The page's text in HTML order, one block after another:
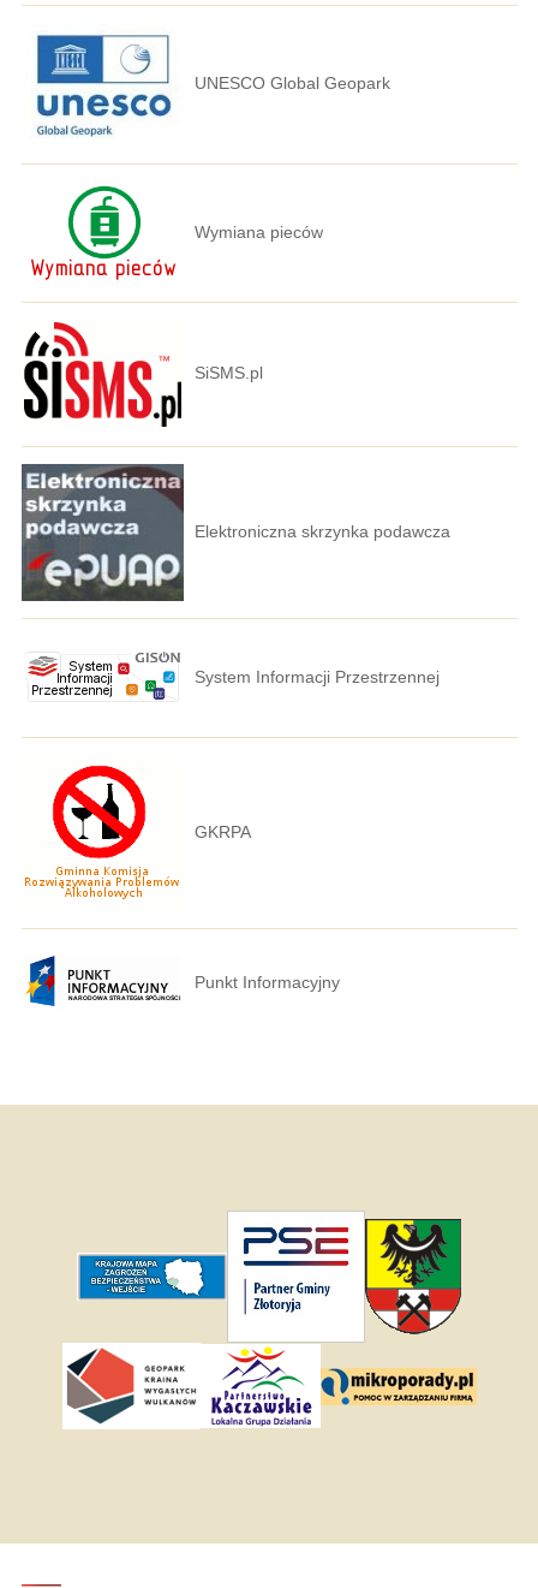
UNESCO Global Geopark
Wymiana pieców
SiSMS.pl
Elektroniczna skrzynka podawcza
System Informacji Przestrzennej
GKRPA
Punkt Informacyjny